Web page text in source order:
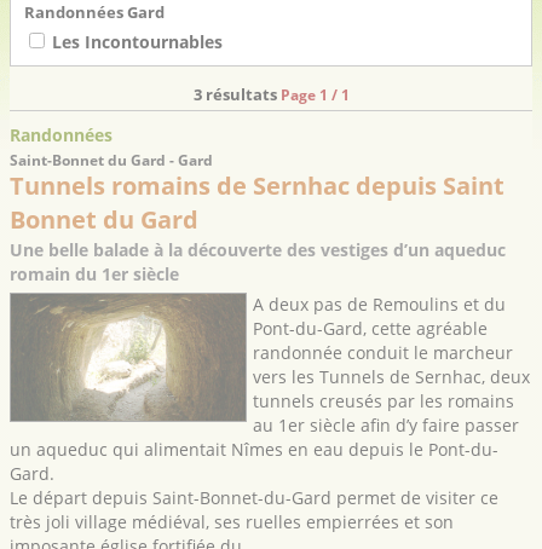
Randonnées Gard
Les Incontournables
3 résultats Page 1 / 1
Randonnées
Saint-Bonnet du Gard - Gard
Tunnels romains de Sernhac depuis Saint
Bonnet du Gard
Une belle balade à la découverte des vestiges d’un aqueduc
romain du 1er siècle
A deux pas de Remoulins et du
Pont-du-Gard, cette agréable
randonnée conduit le marcheur
vers les Tunnels de Sernhac, deux
tunnels creusés par les romains
au 1er siècle afin d’y faire passer
un aqueduc qui alimentait Nîmes en eau depuis le Pont-du-
Gard.
Le départ depuis Saint-Bonnet-du-Gard permet de visiter ce
très joli village médiéval, ses ruelles empierrées et son